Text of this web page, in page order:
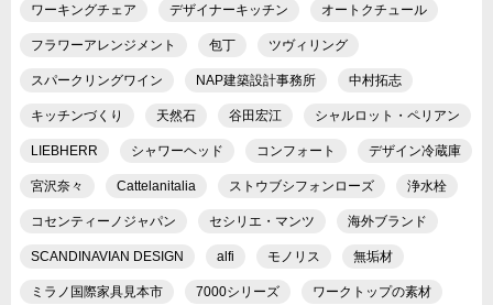
ワーキングチェア デザイナーキッチン オートクチュール
フラワーアレンジメント 包丁 ツヴィリング
スパークリングワイン NAP建築設計事務所 中村拓志
キッチンづくり 天然石 谷田宏江 シャルロット・ペリアン
LIEBHERR シャワーヘッド コンフォート デザイン冷蔵庫
宮沢奈々 Cattelanitalia ストウブシフォンローズ 浄水栓
コセンティーノジャパン セシリエ・マンツ 海外ブランド
SCANDINAVIAN DESIGN alfi モノリス 無垢材
ミラノ国際家具見本市 7000シリーズ ワークトップの素材